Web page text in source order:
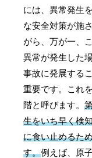
には、異常発生
な安全対策が施
がら、万が一、
異常が発生した
事故に発展する
重要です。これ
階と呼びます。
生をいち早く検
に食い止めるた
す。例えば、原